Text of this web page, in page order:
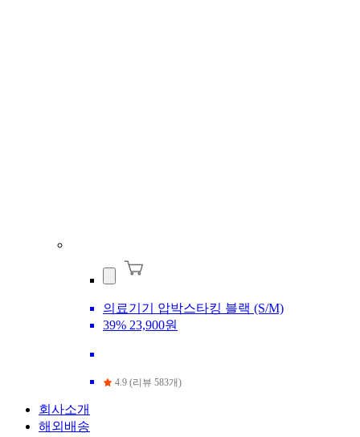
의료기기 압박스타킹 블랙 (S/M)
39% 23,900원
4.9 (리뷰 583개)
회사소개
해외배송